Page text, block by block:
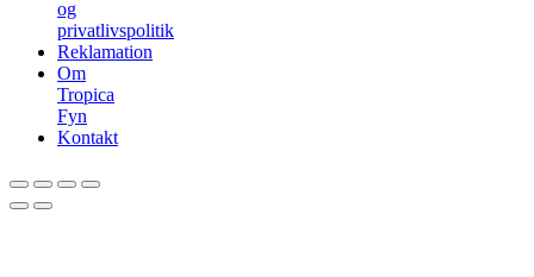
og
privatlivspolitik
Reklamation
Om
Tropica
Fyn
Kontakt